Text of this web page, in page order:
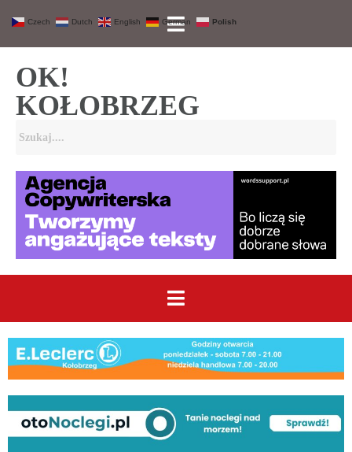
OK!
KOŁOBRZEG
Czech Dutch English German Polish